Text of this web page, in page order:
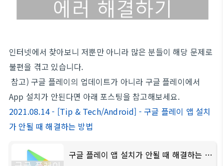
인터넷에서 찾아보니 저뿐만 아니라 많은 분들이 해당 문제로
불편을 겪고 있습니다.
참고) 구글 플레이의 업데이트가 아니라 구글 플레이에서
App 설치가 안된다면 아래 포스팅을 참고해보세요.
2021.08.14 - [Tip & Tech/Android] - 구글 플레이 앱 설치
가 안될 때 해결하는 방법
구글 플레이 앱 설치가 안될 때 해결하는 방법